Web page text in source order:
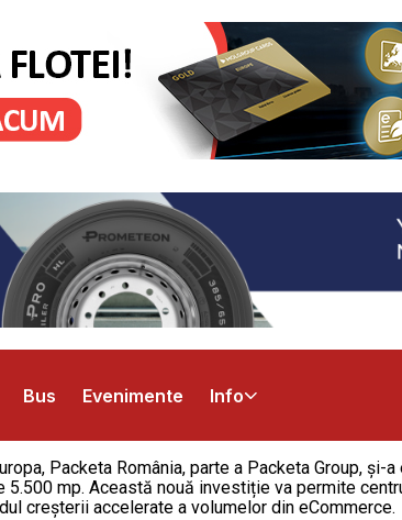
Bus Evenimente Info
Packeta România, parte a Packeta Group,
5.500 mp. Această nouă investiție va permite
creșterii accelerate a volumelor din eCommerce.